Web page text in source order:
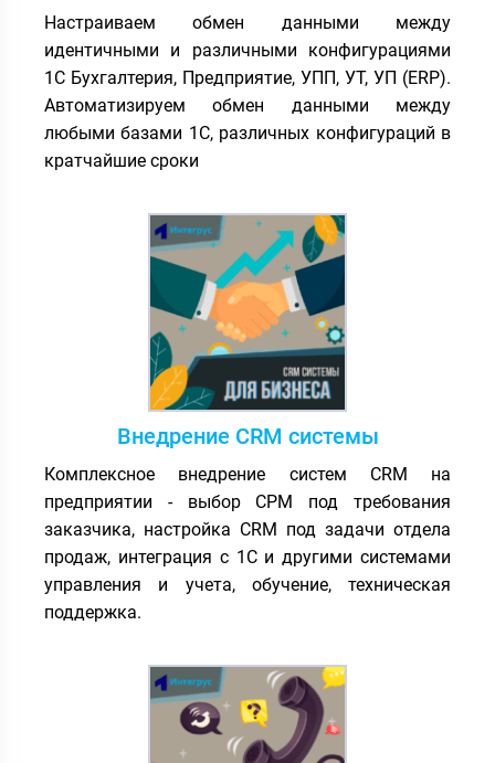
Настраиваем обмен данными между
идентичными и различными конфигурациями
1С Бухгалтерия, Предприятие, УПП, УТ, УП (ERP).
Автоматизируем обмен данными между
любыми базами 1С, различных конфигураций в
кратчайшие сроки
Внедрение CRM системы
Комплексное внедрение систем CRM на
предприятии - выбор СРМ под требования
заказчика, настройка CRM под задачи отдела
продаж, интеграция с 1С и другими системами
управления и учета, обучение, техническая
поддержка.